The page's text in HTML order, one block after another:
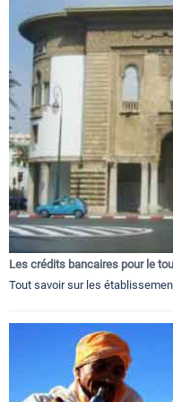
Les crédits bancaires pour le
Tout savoir sur les